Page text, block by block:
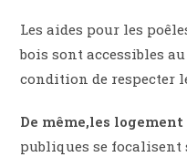
Les aides pour les
bois sont accessibles
condition de respecter
De même,les
publiques se focalisent